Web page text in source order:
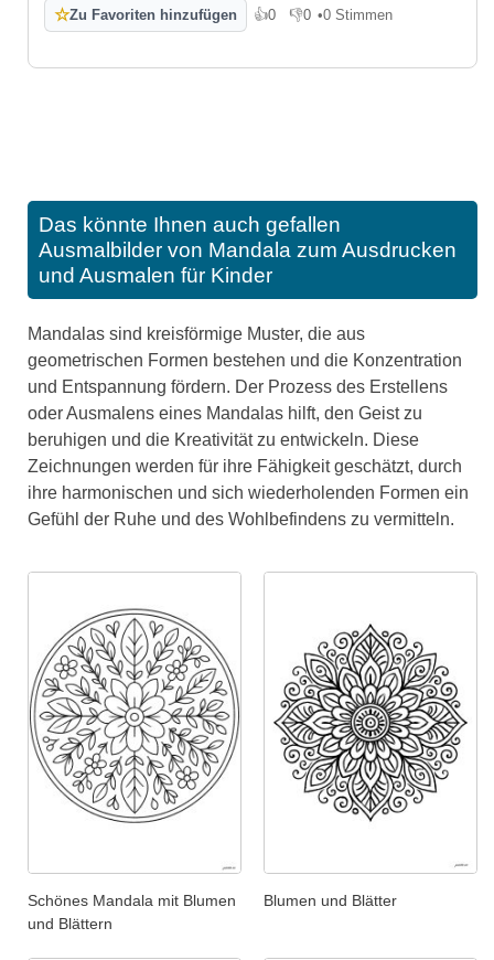
☆Zu Favoriten hinzufügen 👍0
Gefällt mir
👎0
Gefällt mir nicht
•0 Stimmen
Das könnte Ihnen auch gefallen
Ausmalbilder von Mandala zum Ausdrucken
und Ausmalen für Kinder
Mandalas sind kreisförmige Muster, die aus
geometrischen Formen bestehen und die Konzentration
und Entspannung fördern. Der Prozess des Erstellens
oder Ausmalens eines Mandalas hilft, den Geist zu
beruhigen und die Kreativität zu entwickeln. Diese
Zeichnungen werden für ihre Fähigkeit geschätzt, durch
ihre harmonischen und sich wiederholenden Formen ein
Gefühl der Ruhe und des Wohlbefindens zu vermitteln.
Schönes Mandala mit Blumen
und Blättern
Blumen und Blätter